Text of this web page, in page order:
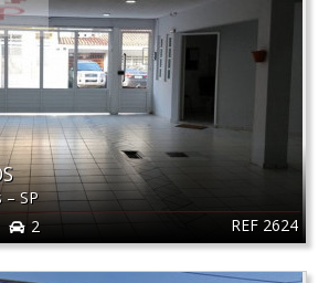
REF 2624
–SP
2